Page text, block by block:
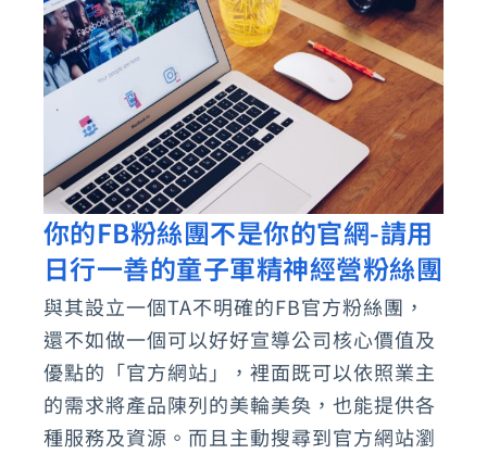
你的FB粉絲團不是你的官網-請用
日行一善的童子軍精神經營粉絲團
與其設立一個TA不明確的FB官方粉絲團，
還不如做一個可以好好宣導公司核心價值及
優點的「官方網站」，裡面既可以依照業主
的需求將產品陳列的美輪美奐，也能提供各
種服務及資源。而且主動搜尋到官方網站瀏
你
的
FB
粉
絲
團
不